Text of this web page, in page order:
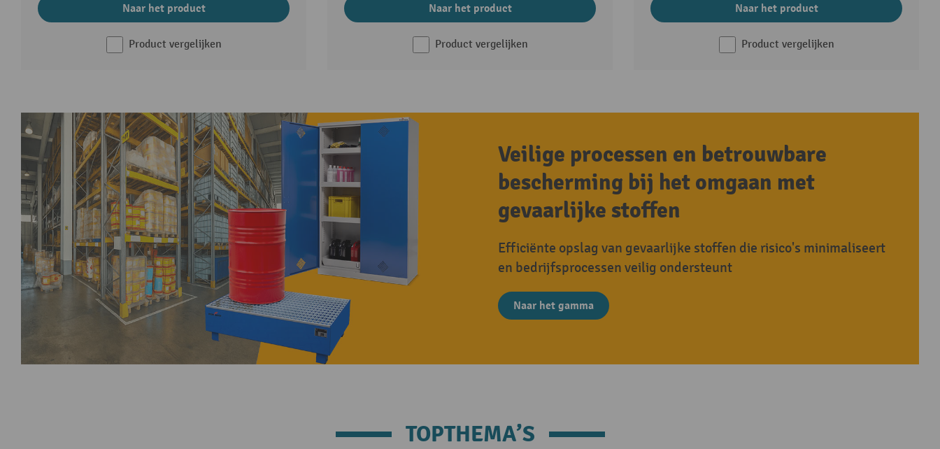
Naar het product
Product vergelijken
Naar het product
Product vergelijken
Naar het product
Product vergelijken
Veilige processen en betrouwbare
bescherming bij het omgaan met
gevaarlijke stoffen
Efficiënte opslag van gevaarlijke stoffen die risico's minimaliseert
en bedrijfsprocessen veilig ondersteunt
Naar het gamma
TOPTHEMA’S